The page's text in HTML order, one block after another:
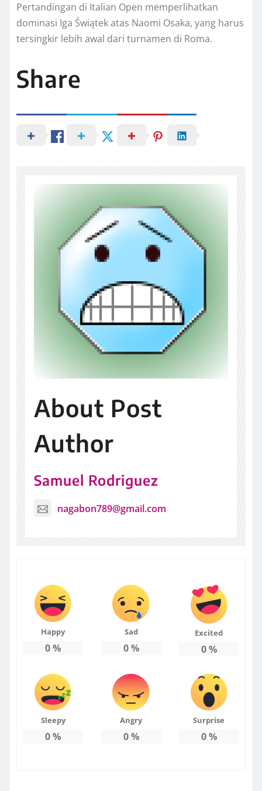
Pertandingan di Italian Open memperlihatkan
dominasi Iga Świątek atas Naomi Osaka, yang harus
tersingkir lebih awal dari turnamen di Roma.
Share
About Post
Author
Samuel Rodriguez
nagabon789@gmail.com
Happy
0%
Sad
0%
Excited
0%
Sleepy
0%
Angry
0%
Surprise
0%